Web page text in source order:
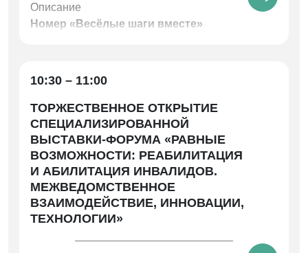
Описание
Номер «Весёлые шаги вместе»
дополнительного образования детей.
Орлова Светлана Станиславовна
Сольное выступление «Здравствуйте»
Елены Попляновой, сл. Николая Шилова
Петров Леон, 11 лет
Педагог: Косолапова Маргарита Андреевна
МБУДО «Детская школа искусств №5» г.
Челябинска
Сольное выступление
10:30 – 11:00
ТОРЖЕСТВЕННОЕ ОТКРЫТИЕ
СПЕЦИАЛИЗИРОВАННОЙ
ВЫСТАВКИ-ФОРУМА «РАВНЫЕ
ВОЗМОЖНОСТИ: РЕАБИЛИТАЦИЯ
И АБИЛИТАЦИЯ ИНВАЛИДОВ.
МЕЖВЕДОМСТВЕННОЕ
ВЗАИМОДЕЙСТВИЕ, ИННОВАЦИИ,
ТЕХНОЛОГИИ»